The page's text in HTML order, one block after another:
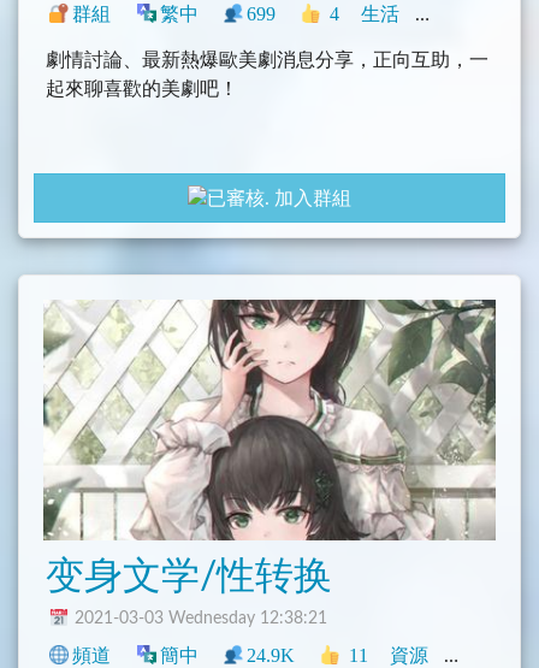
群組 繁中 699 4 生活 中文圈
劇情討論、最新熱爆歐美劇消息分享，正向互助，一
起來聊喜歡的美劇吧！
加入群組
变身文学/性转换
2021-03-03 Wednesday 12:38:21
頻道 簡中 24.9K 11 資源 中文圈